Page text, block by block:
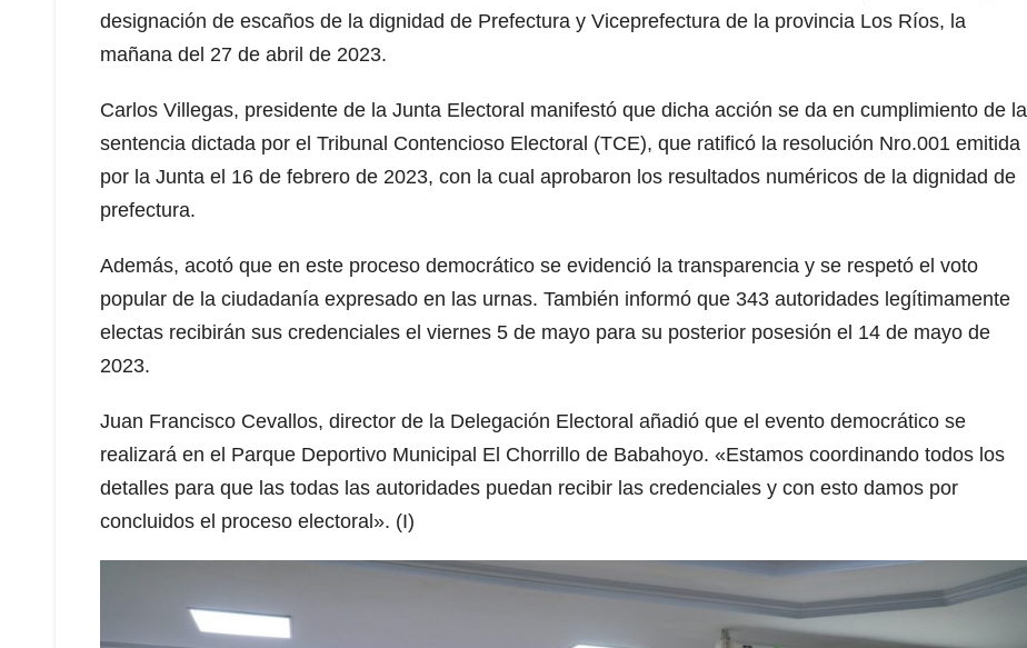
designación de escaños de la dignidad de Prefectura y Viceprefectura de la provincia Los Ríos, la
mañana del 27 de abril de 2023.
Carlos Villegas, presidente de la Junta Electoral manifestó que dicha acción se da en cumplimiento de la
sentencia dictada por el Tribunal Contencioso Electoral (TCE), que ratificó la resolución Nro.001 emitida
por la Junta el 16 de febrero de 2023, con la cual aprobaron los resultados numéricos de la dignidad de
prefectura.
Además, acotó que en este proceso democrático se evidenció la transparencia y se respetó el voto
popular de la ciudadanía expresado en las urnas. También informó que 343 autoridades legítimamente
electas recibirán sus credenciales el viernes 5 de mayo para su posterior posesión el 14 de mayo de
2023.
Juan Francisco Cevallos, director de la Delegación Electoral añadió que el evento democrático se
realizará en el Parque Deportivo Municipal El Chorrillo de Babahoyo. «Estamos coordinando todos los
detalles para que las todas las autoridades puedan recibir las credenciales y con esto damos por
concluidos el proceso electoral». (I)